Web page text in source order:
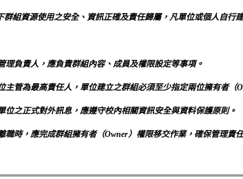
群組資源使用之安全、資訊正確及責任歸屬，凡單位或個人自行
理負責人，應負責群組內容、成員及權限設定等事項。
主管為最高責任人，單位建立之群組必須至少指定兩位擁有者（
位之正式對外訊息，應遵守校內相關資訊安全與資料保護原則。
職時，應完成群組擁有者（Owner）權限移交作業，確保管理責